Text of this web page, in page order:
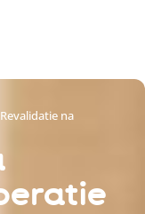
Revalidatie na